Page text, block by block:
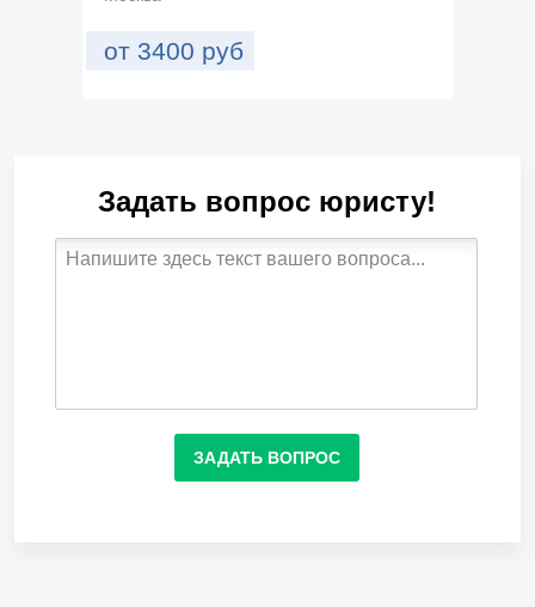
от 3400 руб
Задать вопрос юристу!
ЗАДАТЬ ВОПРОС